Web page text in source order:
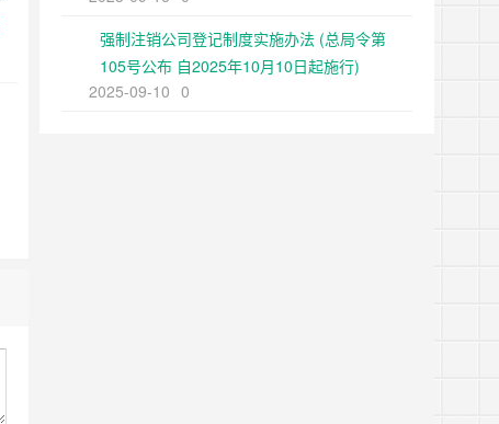
强制注销公司登记制度实施办法 (总局令第
105号公布 自2025年10月10日起施行)
2025-09-10 0